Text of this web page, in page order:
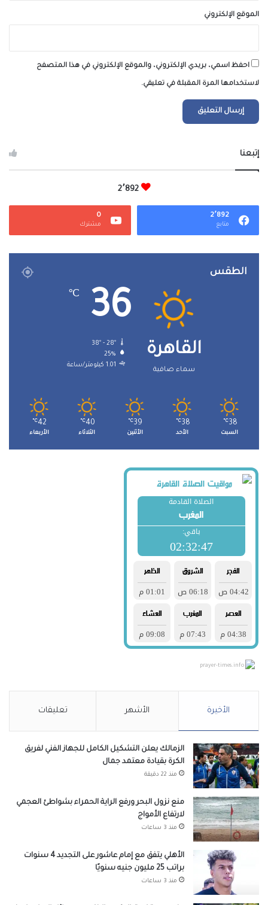
الموقع الإلكتروني
احفظ اسمي، بريدي الإلكتروني، والموقع الإلكتروني في هذا المتصفح
لاستخدامها المرة المقبلة في تعليقي.
إتبعنا
2٬892
2٬892
متابع
0
مشترك
الطقس
القاهرة
سماء صافية
36
℃
38º - 28º
25%
1.01 كيلومتر/ساعة
38
℃
السبت
38
℃
الأحد
39
℃
الأثنين
40
℃
الثلاثاء
42
℃
الأربعاء
prayer-times.info
الأخيرة الأشهر تعليقات
الزمالك يعلن التشكيل الكامل للجهاز الفني لفريق
الكرة بقيادة معتمد جمال
منذ 22 دقيقة
منع نزول البحر ورفع الراية الحمراء بشواطئ العجمي
لارتفاع الأمواج
منذ 3 ساعات
الأهلي يتفق مع إمام عاشور على التجديد 4 سنوات
براتب 25 مليون جنيه سنويًا
منذ 3 ساعات